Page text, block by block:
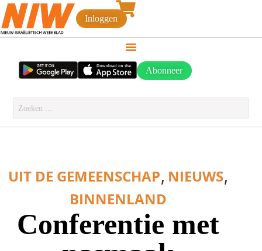
Inloggen
Abonneer
UIT DE GEMEENSCHAP, NIEUWS,
BINNENLAND
Conferentie met